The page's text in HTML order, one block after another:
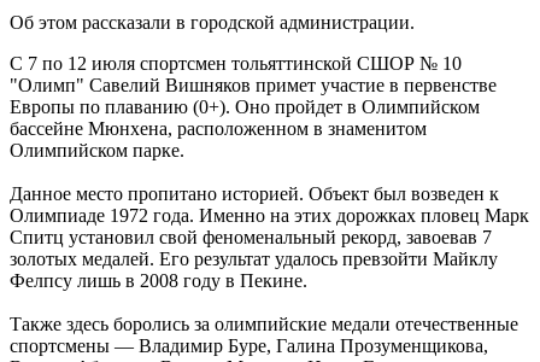
тренером
09.08.2026 | 15:05
Вратарь Гудиев рассказал о тактике "Акрона" на матч с
"Локомотивом"
09.08.2026 | 14:25
В Красноглинском районе Самары водитель легковушки сбил
ребенка
09.08.2026 | 14:16
В России могут отменить ЕГЭ с 2027 года
09.08.2026 | 12:35
На Самарскую область 9 августа обрушатся гроза, ливень и
град
09.08.2026 | 12:12
В Самаре открыли обновленный стадион филиала ЦСКА
09.08.2026 | 11:49
В самарском парке Гагарина отметили День физкультурника
Об этом рассказали в городской администрации.
С 7 по 12 июля спортсмен тольяттинской СШОР № 10
"Олимп" Савелий Вишняков примет участие в первенстве
Европы по плаванию (0+). Оно пройдет в Олимпийском
бассейне Мюнхена, расположенном в знаменитом
Олимпийском парке.
Данное место пропитано историей. Объект был возведен к
Олимпиаде 1972 года. Именно на этих дорожках пловец Марк
Спитц установил свой феноменальный рекорд, завоевав 7
золотых медалей. Его результат удалось превзойти Майклу
Фелпсу лишь в 2008 году в Пекине.
Также здесь боролись за олимпийские медали отечественные
спортсмены — Владимир Буре, Галина Прозуменщикова,